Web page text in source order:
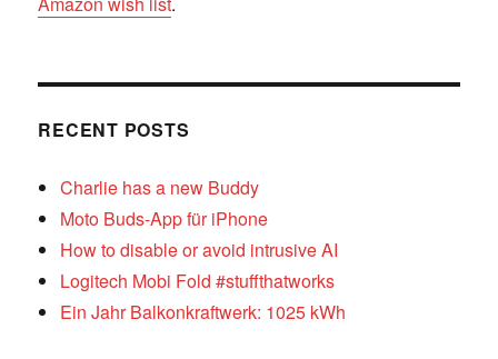
RECENT POSTS
Charlie has a new Buddy
Moto Buds-App für iPhone
How to disable or avoid intrusive AI
Logitech Mobi Fold #stuffthatworks
Ein Jahr Balkonkraftwerk: 1025 kWh